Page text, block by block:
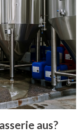
aus?